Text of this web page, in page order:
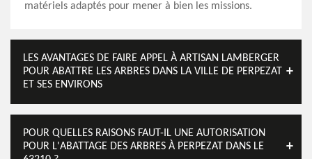
matériels adaptés pour mener à bien les missions.
LES AVANTAGES DE FAIRE APPEL À ARTISAN LAMBERGER
POUR ABATTRE LES ARBRES DANS LA VILLE DE PERPEZAT
ET SES ENVIRONS
POUR QUELLES RAISONS FAUT-IL UNE AUTORISATION
POUR L'ABATTAGE DES ARBRES À PERPEZAT DANS LE